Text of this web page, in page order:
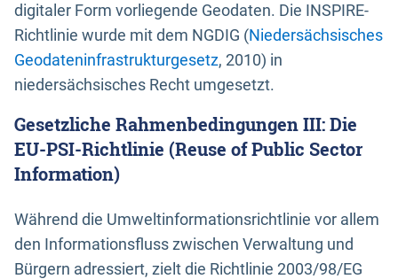
digitaler Form vorliegende Geodaten. Die INSPIRE-
Richtlinie wurde mit dem NGDIG (Niedersächsisches
Geodateninfrastrukturgesetz, 2010) in
niedersächsisches Recht umgesetzt.
Gesetzliche Rahmenbedingungen III: Die
EU-PSI-Richtlinie (Reuse of Public Sector
Information)
Während die Umweltinformationsrichtlinie vor allem
den Informationsfluss zwischen Verwaltung und
Bürgern adressiert, zielt die Richtlinie 2003/98/EG